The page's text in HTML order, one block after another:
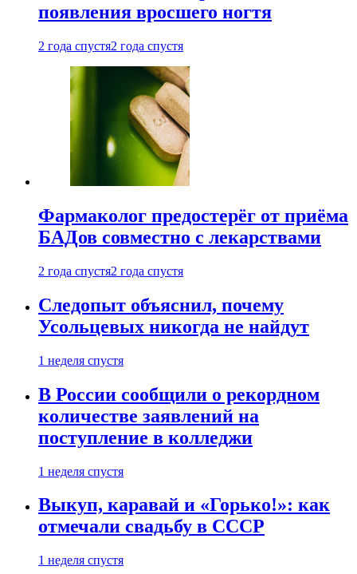
появления вросшего ногтя
2 года спустя2 года спустя
Фармаколог предостерёг от приёма
БАДов совместно с лекарствами
2 года спустя2 года спустя
Следопыт объяснил, почему
Усольцевых никогда не найдут
1 неделя спустя
В России сообщили о рекордном
количестве заявлений на
поступление в колледжи
1 неделя спустя
Выкуп, каравай и «Горько!»: как
отмечали свадьбу в СССР
1 неделя спустя